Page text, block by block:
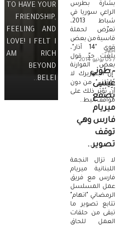
بشارة بطرس
الراعي سوريا في
شباط 2013،
تعرّض لحملة
قاسية من بعض
قوى "14 آذار"،
بلغت حدّ قول
بعض الموارنة
"إنّ البطريرك لا
يُمَثلني"، من دون
أنّ يُؤثّر ذلك على
مواقف البط..
اخبار
/ 05 يونيو 2014
- طوني
عيسى
يصفع
ميريام
فارس وهي
توقف
تصوير..
لا تزال النجمة
اللبنانية ميريام
فارس مع فريق
عمل المسلسل
الرمضاني "اتهام"
تتابع تصوير ما
تبقى من حلقات
العمل للحاق
TO HAVE YOUR
FRIENDSHIP,
FEELING AND
LOVE! I FELT I
AM RICH
BEYOND
BELEI..